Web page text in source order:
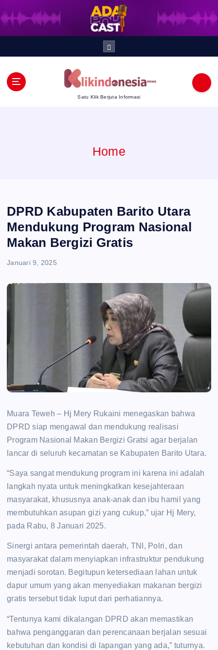
S
i
Satu Klik Berjuta Informasi
Home
DPRD Kabupaten Barito Utara
Mendukung Program Nasional
Makan Bergizi Gratis
Januari 9, 2025
Muara Teweh – Hj Mery Rukaini menegaskan bahwa
DPRD siap mengawal dan mendukung realisasi
Program Nasional Makan Bergizi Gratsi agar berjalan
lancar di seluruh kecamatan se Kabupaten Barito Utara.
“Saya sangat mendukung program ini karena ini adalah
langkah nyata untuk meningkatkan kesejahteraan
masyarakat, khususnya anak-anak dan ibu hamil yang
membutuhkan asupan gizi yang cukup,” ujar Hj Mery,
pada Rabu, 8 Januari 2025.
Sinergi antara pemerintah daerah, TNI, Polri, dan
masyarakat dalam menyiapkan infrastruktur pendukung
menjadi sorotan. Begitupun ketersediaan lahan untuk
dapur umum yang akan menyediakan makanan bergizi
gratis tersebut tidak luput dari perhatiannya.
“Tentunya kami dikalangan DPRD akan memastikan
bahwa penganggaran dan perencanaan berjalan sesuai
kebutuhan dan kondisi di lapangan yang ada,” tuturnya.